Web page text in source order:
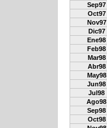
Sep97
Oct97
Nov97
Dic97
Ene98
Feb98
Mar98
Abr98
May98
Jun98
Jul98
Ago98
Sep98
Oct98